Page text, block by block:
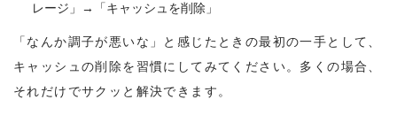
レージ」→「キャッシュを削除」
「なんか調子が悪いな」と感じたときの最初の一手として、
キャッシュの削除を習慣にしてみてください。多くの場合、
それだけでサクッと解決できます。